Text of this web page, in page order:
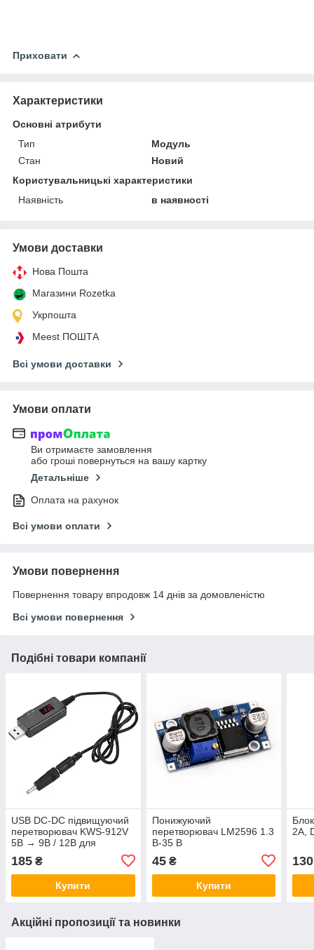
Приховати
Характеристики
Основні атрибути
Тип
Модуль
Стан
Новий
Користувальницькі характеристики
Наявність
в наявності
Умови доставки
Нова Пошта
Магазини Rozetka
Укрпошта
Meest ПОШТА
Всі умови доставки
Умови оплати
Ви отримаєте замовлення
або гроші повернуться на вашу картку
Детальніше
Оплата на рахунок
Всі умови оплати
Умови повернення
Повернення товару впродовж 14 днів за домовленістю
Всі умови повернення
Подібні товари компанії
USB DC-DC підвищуючий
перетворювач KWS-912V
5В → 9В / 12В для
від Power Bank
185 ₴
Купити
Понижуючий
перетворювач LM2596 1.3
В-35 В
45₴
Купити
2A,
130
Акційні пропозиції та новинки